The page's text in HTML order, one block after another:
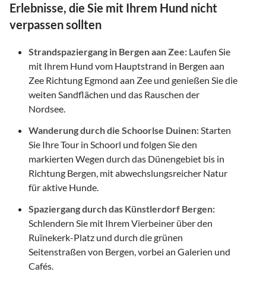
Erlebnisse, die Sie mit Ihrem Hund nicht
verpassen sollten
Strandspaziergang in Bergen aan Zee: Laufen Sie
mit Ihrem Hund vom Hauptstrand in Bergen aan
Zee Richtung Egmond aan Zee und genießen Sie die
weiten Sandflächen und das Rauschen der
Nordsee.
Wanderung durch die Schoorlse Duinen:Starten
Sie Ihre Tour in Schoorl und folgen Sie den
markierten Wegen durch das Dünengebiet bis in
Richtung Bergen, mit abwechslungsreicher Natur
für aktive Hunde.
Spaziergang durch das Künstlerdorf Bergen:
Schlendern Sie mit Ihrem Vierbeiner über den
Ruïnekerk-Platz und durch die grünen
Seitenstraßen von Bergen, vorbei an Galerien und
Cafés.